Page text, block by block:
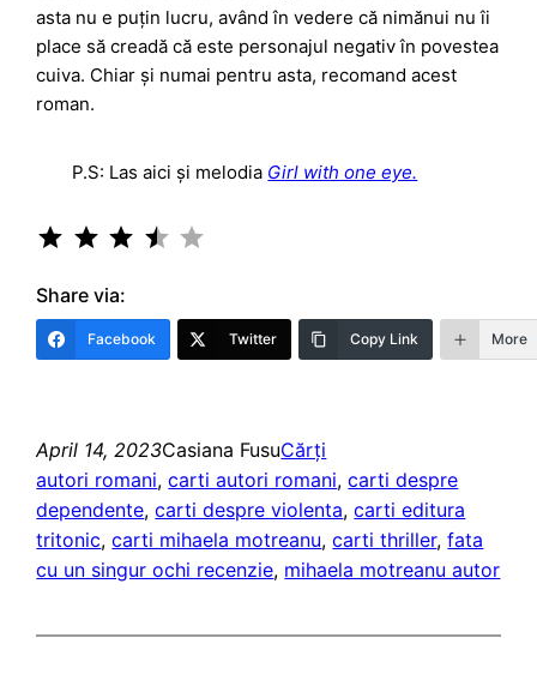
asta nu e puțin lucru, având în vedere că nimănui nu îi
place să creadă că este personajul negativ în povestea
cuiva. Chiar și numai pentru asta, recomand acest
roman.
P.S: Las aici și melodia Girl with one eye.
Share via:
Facebook Twitter Copy Link More
April 14, 2023Casiana FusuCărți
autori romani, carti autori romani, carti despre
dependente, carti despre violenta, carti editura
tritonic, carti mihaela motreanu, carti thriller, fata
cu un singur ochi recenzie, mihaela motreanu autor